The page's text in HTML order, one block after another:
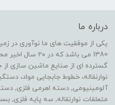
درباره ما
یکی از موفقیت های ما نوآوری در
1380 می باشد که
گسترده ای از صنایع ماشین سازی از
نوارنقاله، خطوط جابجایی مواد،
آلومینیومی, دسته اهرمی فلزی,
متعلقات نوارنقاله, سه پایه